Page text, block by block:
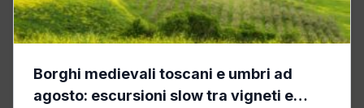
Borghi medievali toscani e umbri ad
agosto: escursioni slow tra vigneti e